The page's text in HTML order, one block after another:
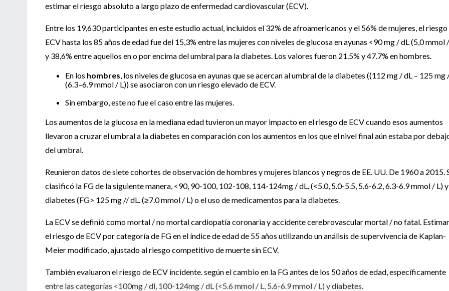
estimar el riesgo absoluto a largo plazo de enfermedad cardiovascular (ECV).
Entre los 19,630 participantes en este estudio actual, incluidos el 32% de afroamericanos y el 56% de mujeres, el riesgo
ECV hasta los 85 años de edad fue del 15,3% entre las mujeres con niveles de glucosa en ayunas <90 mg / dL (5,0 mmol
y 38,6% entre aquellos en o por encima del umbral para la diabetes. Los valores fueron 21.5% y 47.7% en hombres.
En los hombres , los niveles de glucosa en ayunas que se acercan al umbral de la diabetes ((112 mg / dL – 125 mg
(6.3–6.9 mmol / L)) se asociaron con un riesgo elevado de ECV.
Sin embargo, este no fue el caso entre las mujeres.
Los aumentos de la glucosa en la mediana edad tuvieron un mayor impacto en el riesgo de ECV cuando esos aumentos
llevaron a cruzar el umbral a la diabetes en comparación con los aumentos en los que el nivel final aún estaba por
del umbral.
Reunieron datos de siete cohortes de observación de hombres y mujeres blancos y negros de EE. UU. De 1960 a 2015.
clasificó la FG de la siguiente manera, <90, 90-100, 102-108, 114-124mg / dL. (<5.0, 5.0-5.5, 5.6-6.2, 6.3-6.9 mmol / L) y
diabetes (FG> 125 mg // dL. (≥7.0 mmol / L) o el uso de medicamentos para la diabetes.
La ECV se definió como mortal / no mortal cardiopatía coronaria y accidente cerebrovascular mortal / no fatal.
el riesgo de ECV por categoría de FG en el índice de edad de 55 años utilizando un análisis de supervivencia de Kaplan-
Meier modificado, ajustado al riesgo competitivo de muerte sin ECV.
También evaluaron el riesgo de ECV incidente. según el cambio en la FG antes de los 50 años de edad, específicamente
entre las categorías <100mg / dl, 100-124mg / dL (<5.6 mmol / L, 5.6-6.9 mmol / L) y diabetes.